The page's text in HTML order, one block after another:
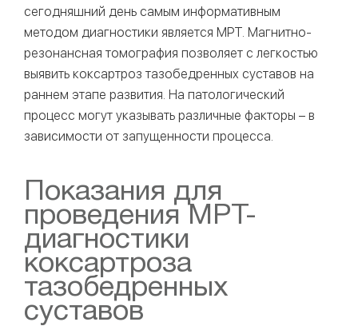
сегодняшний день самым информативным
методом диагностики является МРТ. Магнитно-
резонансная томография позволяет с легкостью
выявить коксартроз тазобедренных суставов на
раннем этапе развития. На патологический
процесс могут указывать различные факторы – в
зависимости от запущенности процесса.
Показания для
проведения МРТ-
диагностики
коксартроза
тазобедренных
суставов